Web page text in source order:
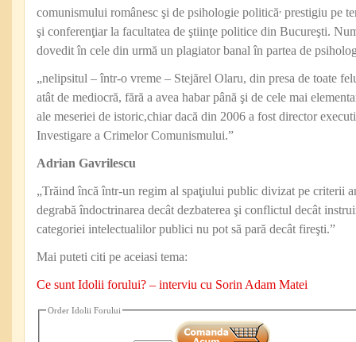
comunismului românesc şi de psihologie politică, prestigiu pe
şi conferenţiar la facultatea de ştiinţe politice din Bucureşti.
dovedit în cele din urmă un plagiator banal în partea de
„nelipsitul – într-o vreme – Stejărel Olaru, din presa de toate
atât de mediocră, fără a avea habar până şi de cele mai
ale meseriei de istoric,chiar dacă din 2006 a fost director
Investigare a Crimelor Comunismului.”
Adrian Gavrilescu
„Trăind încă într-un regim al spaţiului public divizat pe criterii
degrabă îndoctrinarea decât dezbaterea şi conflictul decât
categoriei intelectualilor publici nu pot să pară decât fireşti.”
Mai puteti citi pe aceiasi tema:
Ce sunt Idolii forului? – interviu cu Sorin Adam Matei
Order Idolii Forului